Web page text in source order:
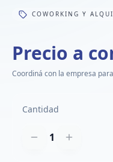
COWORKING Y
Precio a
Coordiná con la empresa
Cantidad
1